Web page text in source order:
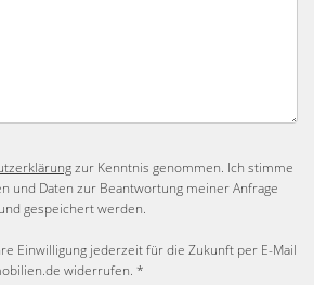
zur Kenntnis genommen. Ich stimme
und Daten zur Beantwortung meiner Anfrage
gespeichert werden.
Einwilligung jederzeit für die Zukunft per E-Mail
widerrufen. *